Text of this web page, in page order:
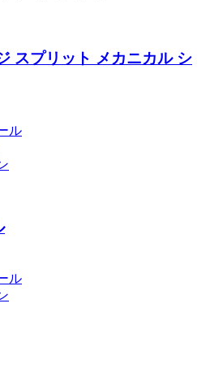
スプリット メカニカル シ
ル
ル